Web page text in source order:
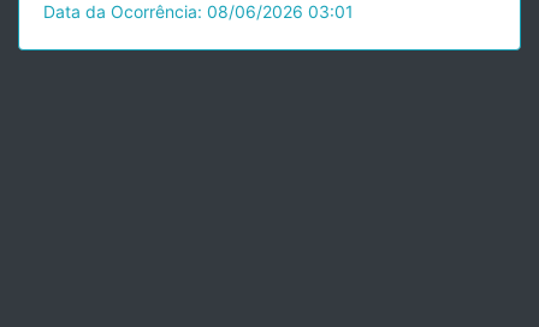
Data da Ocorrência: 08/06/2026 03:01